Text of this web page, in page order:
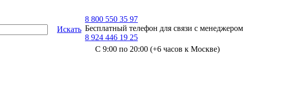
Искать
8 800 550 35 97
Бесплатный телефон для связи с менеджером
8 924 446 19 25
С 9:00 по 20:00 (+6 часов к Москве)